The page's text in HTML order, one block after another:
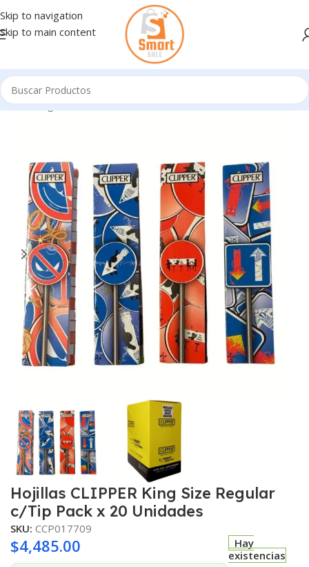
Skip to navigation
Skip to main content
Inicio/Ingresando
Hojillas CLIPPER King Size Regular
c/Tip Pack x 20 Unidades
SKU: CCP017709
$4,485.00
Hay
existencias